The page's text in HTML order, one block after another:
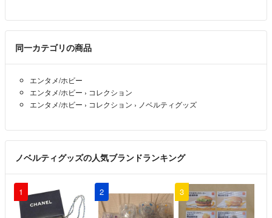
まとめ買い希望以外はコメントなしで購入してください 。
・注意事項
現在家の広範囲で片づけと物を減らすことを実行しているのでおまとめ
以外の細かい交渉やコメントはNGです。
特に1000円以下の低価格品については細かい交渉やコメントはスルー
これから出品予定
axes femmeの衣類たくさんおまとめ予定、ポーチ、本
同一カテゴリの商品
エンタメ/ホビー
エンタメ/ホビー › コレクション
エンタメ/ホビー › コレクション › ノベルティグッズ
ノベルティグッズの人気ブランドランキング
1 2 3